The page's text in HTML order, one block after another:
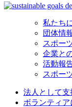
私たち
団体情
スポー
企業と
活動報
スポー
法人として支
ボランティア